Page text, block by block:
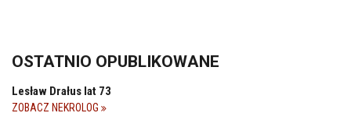
OSTATNIO OPUBLIKOWANE
Lesław Drałus lat 73
ZOBACZ NEKROLOG